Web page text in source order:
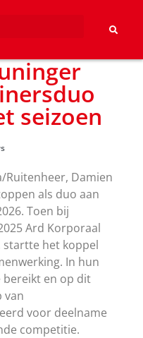
seizoen
Ruitenheer, Damien
als duo aan
Toen bij
Ard Korporaal
startte het koppel
In hun
bereikt en op dit
van
voor deelname
competitie.